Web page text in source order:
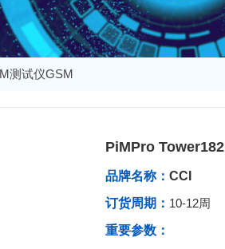
测试仪GSM
PiMPro
发布于：2023-11-03
品牌名称：CCI
订货周期： 10-12周
重要参数：